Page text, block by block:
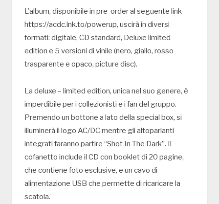
L’album, disponibile in pre-order al seguente link
https://acdc.lnk.to/powerup, uscirà in diversi
formati: digitale, CD standard, Deluxe limited
edition e 5 versioni di vinile (nero, giallo, rosso
trasparente e opaco, picture disc).
La deluxe – limited edition, unica nel suo genere, è
imperdibile per i collezionisti e i fan del gruppo.
Premendo un bottone a lato della special box, si
illuminerà il logo AC/DC mentre gli altoparlanti
integrati faranno partire “Shot In The Dark”. Il
cofanetto include il CD con booklet di 20 pagine,
che contiene foto esclusive, e un cavo di
alimentazione USB che permette di ricaricare la
scatola.